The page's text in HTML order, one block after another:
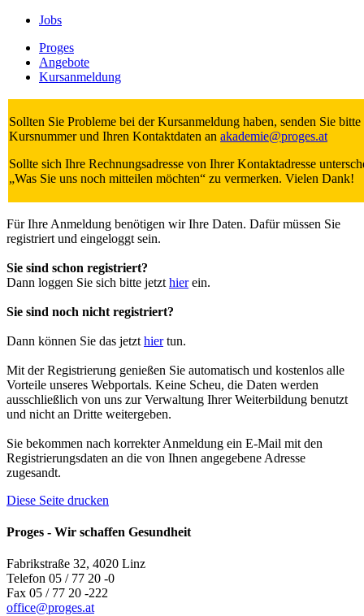
Jobs
Proges
Angebote
Kursanmeldung
Sollten Sie Probleme bei der Kursanmeldung haben, senden Sie
Kursnummer und Ihren Kontaktdaten an akademie@proges.at
Sollte sich Ihre Rechnungsadresse von Ihrer Kontaktadresse
„Was Sie uns noch mitteilen möchten“ zu vermerken. Vielen Dank!
Für Ihre Anmeldung benötigen wir Ihre Daten. Dafür müssen Sie
registriert und eingeloggt sein.
Sie sind schon registriert?
Dann loggen Sie sich bitte jetzt hierein.
Sie sind noch nicht registriert?
Dann können Sie das jetzt hiertun.
Mit der Registrierung genießen Sie automatisch und kostenlos alle
Vorteile unseres Webportals. Keine Scheu, die Daten werden
ausschließlich von uns zur Verwaltung Ihrer Weiterbildung benutzt
und nicht an Dritte weitergeben.
Sie bekommen nach korrekter Anmeldung ein E-Mail mit den
Registrierungsdaten an die von Ihnen angegebene Adresse
zugesandt.
Diese Seite drucken
Proges - Wir schaffen Gesundheit
Fabrikstraße 32, 4020 Linz
Telefon 05 / 77 20 -0
Fax 05 / 77 20 -222
office@proges.at